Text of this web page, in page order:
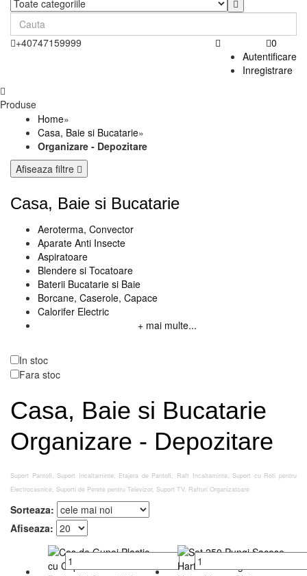
+40747159999
Autentificare
Inregistrare
0
Produse
Home»
Casa, Baie si Bucatarie»
Organizare - Depozitare
Afiseaza filtre
Casa, Baie si Bucatarie
Aeroterma, Convector
Aparate Anti Insecte
Aspiratoare
Blendere si Tocatoare
Baterii Bucatarie si Baie
Borcane, Caserole, Capace
Calorifer Electric
+ mai multe...
In stoc
Fara stoc
Casa, Baie si Bucatarie
Organizare - Depozitare
Suport Pantofi, Suport Incaltaminte, Etajera de Pantofi, Raft Incaltaminte, Suport cu Roti pentru
Electrocasnice, Suporti de Perete pentru Televizor, Suport TV, Rafturi Organizatoare
Sorteaza:
Afiseaza: